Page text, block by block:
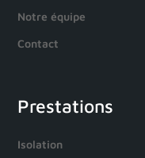
Notre équipe
Contact
Prestations
Isolation